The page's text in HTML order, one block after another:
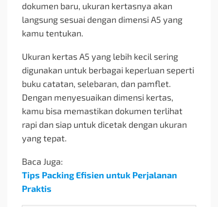
dokumen baru, ukuran kertasnya akan
langsung sesuai dengan dimensi A5 yang
kamu tentukan.
Ukuran kertas A5 yang lebih kecil sering
digunakan untuk berbagai keperluan seperti
buku catatan, selebaran, dan pamflet.
Dengan menyesuaikan dimensi kertas,
kamu bisa memastikan dokumen terlihat
rapi dan siap untuk dicetak dengan ukuran
yang tepat.
Baca Juga:
Tips Packing Efisien untuk Perjalanan
Praktis